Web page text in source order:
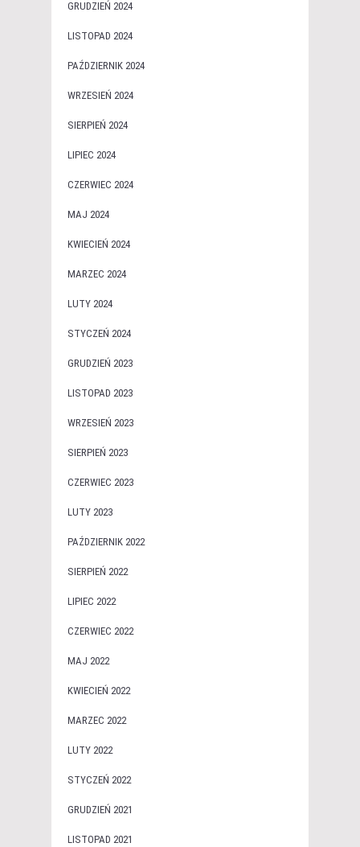
GRUDZIEŃ 2024
LISTOPAD 2024
PAŹDZIERNIK 2024
WRZESIEŃ 2024
SIERPIEŃ 2024
LIPIEC 2024
CZERWIEC 2024
MAJ 2024
KWIECIEŃ 2024
MARZEC 2024
LUTY 2024
STYCZEŃ 2024
GRUDZIEŃ 2023
LISTOPAD 2023
WRZESIEŃ 2023
SIERPIEŃ 2023
CZERWIEC 2023
LUTY 2023
PAŹDZIERNIK 2022
SIERPIEŃ 2022
LIPIEC 2022
CZERWIEC 2022
MAJ 2022
KWIECIEŃ 2022
MARZEC 2022
LUTY 2022
STYCZEŃ 2022
GRUDZIEŃ 2021
LISTOPAD 2021